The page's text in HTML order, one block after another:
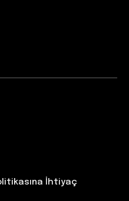
İhtiyaç